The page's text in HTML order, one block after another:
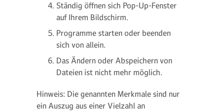
Ständig öffnen sich Pop-Up-Fenster
auf Ihrem Bildschirm.
Programme starten oder beenden
sich von allein.
Das Ändern oder Abspeichern von
Dateien ist nicht mehr möglich.
Hinweis: Die genannten Merkmale sind nur
ein Auszug aus einer Vielzahl an